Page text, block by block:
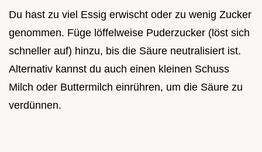
Du hast zu viel Essig erwischt oder zu wenig Zucker
genommen. Füge löffelweise Puderzucker (löst sich
schneller auf) hinzu, bis die Säure neutralisiert ist.
Alternativ kannst du auch einen kleinen Schuss
Milch oder Buttermilch einrühren, um die Säure zu
verdünnen.